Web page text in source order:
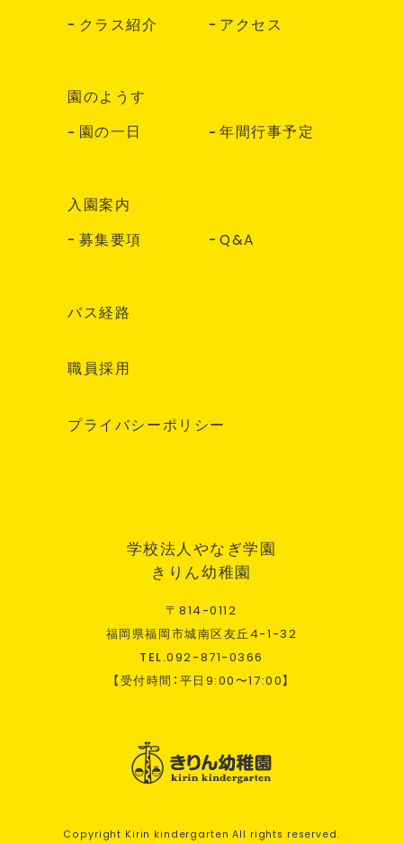
クラス紹介
アクセス
園のようす
園の一日
年間行事予定
入園案内
募集要項
Q&A
バス経路
職員採用
プライバシーポリシー
学校法人やなぎ学園
きりん幼稚園
〒814-0112
福岡県福岡市城南区友丘4-1 -32
TEL.092-871-0366
【受付時間：平日 9:00〜17:00】
Copyright Kirin kindergarten All rights reserved.